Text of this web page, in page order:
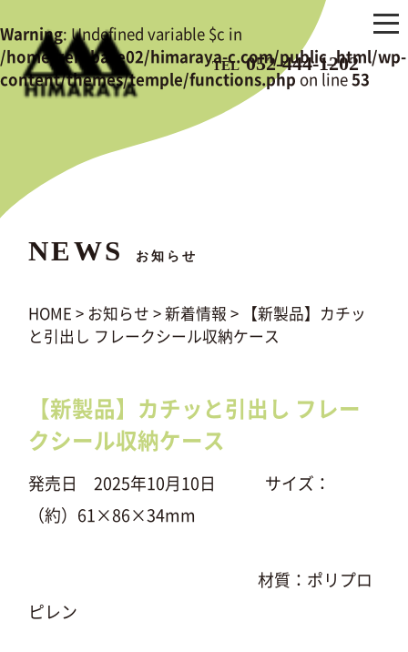
Warning: Undefined variable $c in
/home/zerobase02/himaraya-c.com/public_html/wp-
content/themes/temple/functions.php on line 53
TEL 052-444-1202
NEWS お知らせ
HOME > お知らせ >新着情報 >
【新製品】カチッ
と引出し フレークシール収納ケース
【新製品】カチッと引出し フレー
クシール収納ケース
発売日 2025年10月10日 サイズ：
（約）61×86×34mm
材質：ポリプロ
ピレン